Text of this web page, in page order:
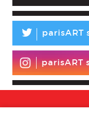
L parisART
parisART